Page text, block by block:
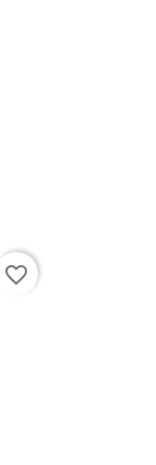
favorite_border